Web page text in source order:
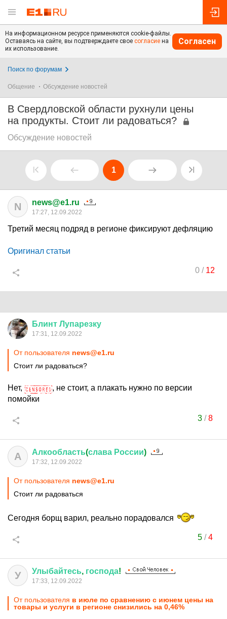
На информационном ресурсе применяются cookie-файлы.
Оставаясь на сайте, вы подтверждаете свое согласие на
их использование.
Согласен
Поиск по форумам
Общение Обсуждение новостей
В Свердловской области рухнули цены
на продукты. Стоит ли радоваться?
Обсуждение новостей
1
N news@e1.ru
17:27, 12.09.2022
Третий месяц подряд в регионе фиксируют дефляцию
Оригинал статьи
0 / 12
Блинт Лупарезку
17:31, 12.09.2022
От пользователя news@e1.ru
Стоит ли радоваться?
Нет,
, не стоит, а плакать нужно по версии
помойки
3/8
А Алкообласть(слава России)
17:32, 12.09.2022
От пользователя news@e1.ru
Стоит ли радоваться
Сегодня борщ варил, реально порадовался
5/4
У Улыбайтесь, господа!
17:33, 12.09.2022
От пользователя в июле по сравнению с июнем цены на
товары и услуги в регионе снизились на 0,46%